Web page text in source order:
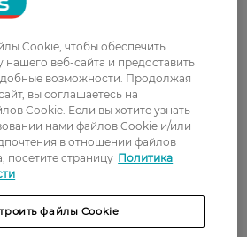
2 відгуків
як на мене: не
тримає форму до
Ця лінійка має
аромати.
- календула.
Cookie, чтобы обеспечить
нашего веб-сайта и предоставить
возможности. Продолжая
вы соглашаетесь на
Cookie. Если вы хотите узнать
нами файлов Cookie и/или
в отношении файлов
посетите страницу Политика
файлы Cookie